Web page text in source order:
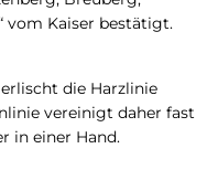
vom Kaiser bestätigt.
die Harzlinie
vereinigt daher fast
in einer Hand.